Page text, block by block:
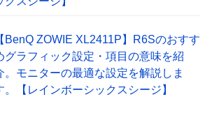
【BenQ ZOWIE XL2411P】R6Sのおすす
グラフィック設定・項目の意味を紹
。モニターの最適な設定を解説しま
。【レインボーシックスシージ】